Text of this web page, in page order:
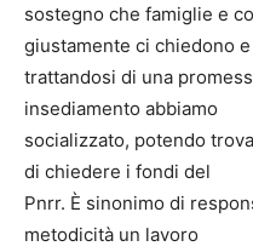
sostegno che famiglie e
giustamente ci chiedono
trattandosi di una
insediamento abbiamo
socializzato, potendo
di chiedere i fondi del
Pnrr. È sinonimo di
metodicità un lavoro